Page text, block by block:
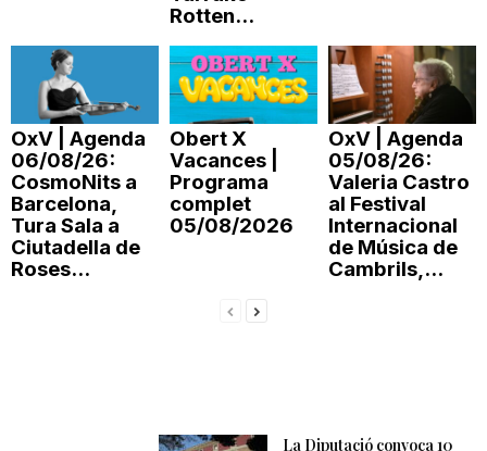
Rotten...
OxV | Agenda
06/08/26:
CosmoNits a
Barcelona,
Tura Sala a
Ciutadella de
Roses...
Obert X
Vacances |
Programa
complet
05/08/2026
OxV | Agenda
05/08/26:
Valeria Castro
al Festival
Internacional
de Música de
Cambrils,...